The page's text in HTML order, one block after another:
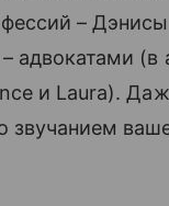
–
(в
и Laura).